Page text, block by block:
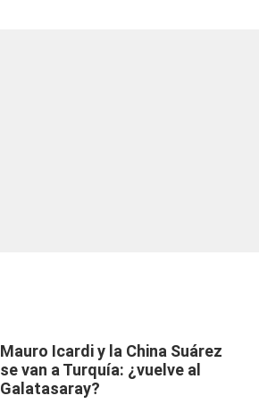
Mauro Icardi y la China Suárez
se van a Turquía: ¿vuelve al
Galatasaray?